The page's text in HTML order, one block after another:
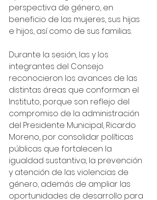
perspectiva de género, en
beneficio de las mujeres, sus hijas
e hijos, así como de sus familias.
Durante la sesión, las y los
integrantes del Consejo
reconocieron los avances de las
distintas áreas que conforman el
Instituto, porque son reflejo del
compromiso de la administración
del Presidente Municipal, Ricardo
Moreno, por consolidar políticas
públicas que fortalecen la
igualdad sustantiva, la prevención
y atención de las violencias de
género, además de ampliar las
oportunidades de desarrollo para